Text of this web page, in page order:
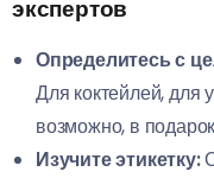
экспертов
Определитесь с
Для коктейлей, для
возможно, в
Изучите этикетку: